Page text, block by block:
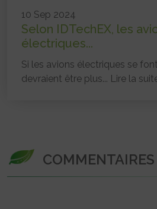
10 Sep 2024
Selon IDTechEX, les
électriques...
Si les avions électriques se
devraient être plus... Lire la
COMMENTAIRES